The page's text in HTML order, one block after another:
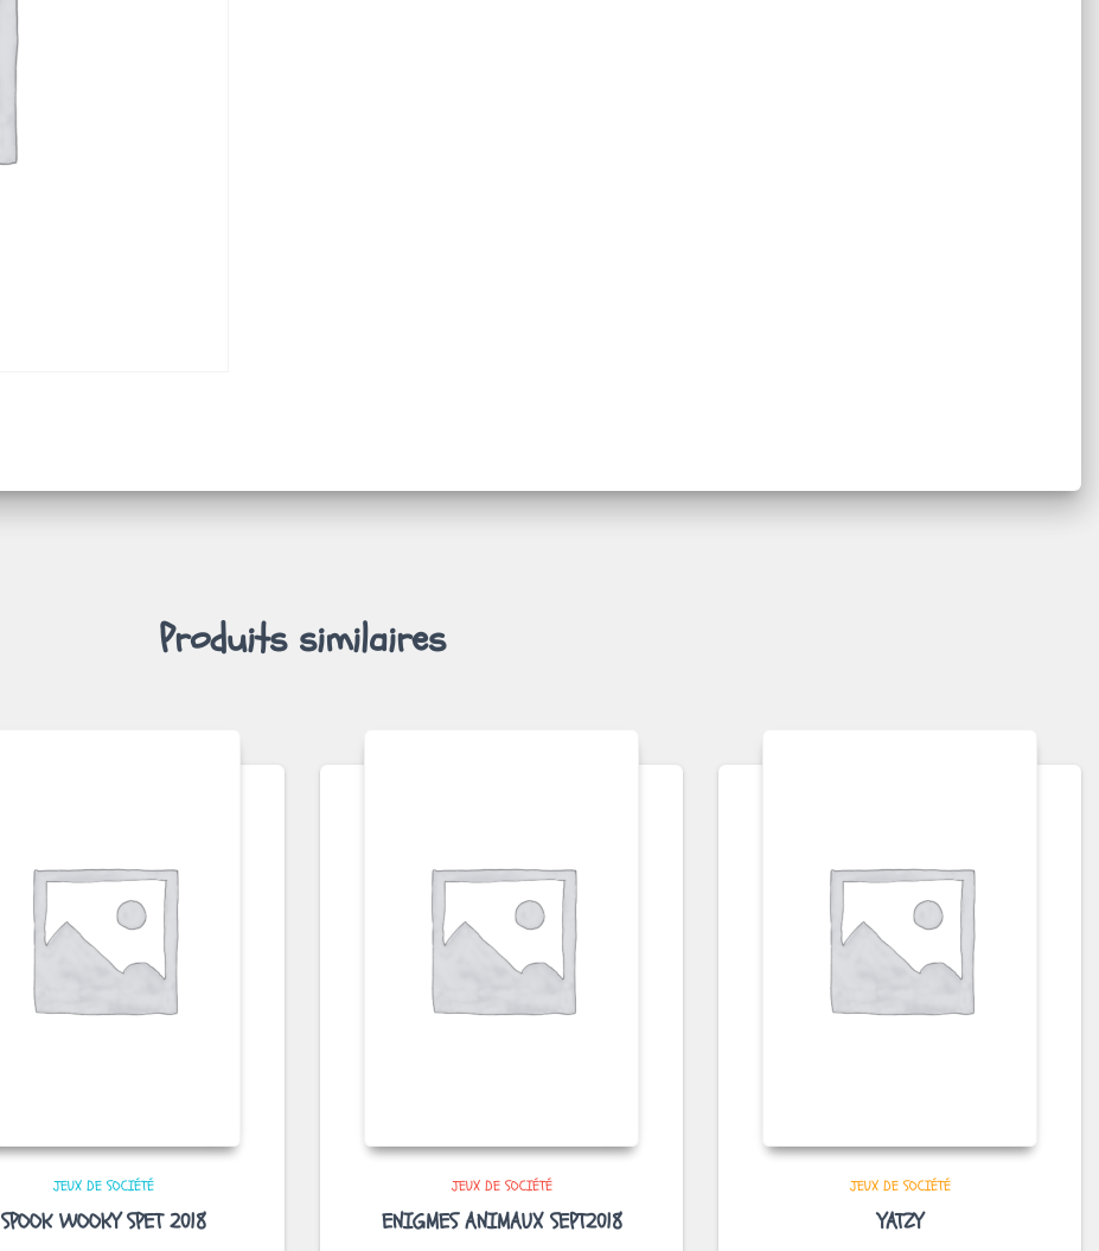
Produits similaires
JEUX DE SOCIÉTÉ
SPOOK WOOKY SPET 2018
JEUX DE SOCIÉTÉ
ENIGMES ANIMAUX SEPT2018
JEUX DE SOCIÉTÉ
YATZY